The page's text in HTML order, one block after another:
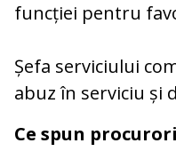
funcției pentru
Șefa serviciului
abuz în serviciu și
Ce spun